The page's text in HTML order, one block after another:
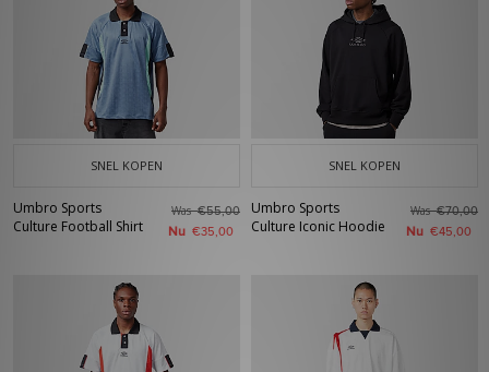
SNEL KOPEN
Umbro Sports
Culture Football Shirt
Was€55,00
Nu €35,00
SNEL KOPEN
Umbro Sports
Culture Iconic Hoodie
Was€70,00
Nu €45,00